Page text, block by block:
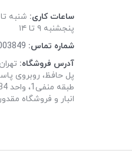
ساعات کاری: شنبه تا
پنجشنبه ۹ تا ۱۴
شماره تماس:
آدرس فروشگاه:
پل حافظ، روبروی
انبار و فروشگاه